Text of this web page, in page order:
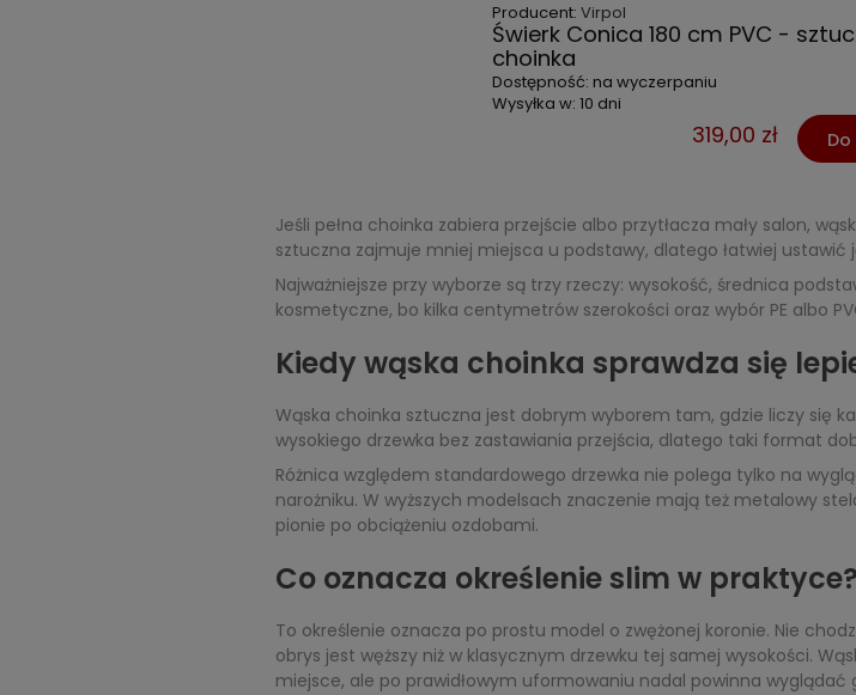
Producent:Virpol
Świerk Conica 180 cm PVC -
choinka
Dostępność: na wyczerpaniu
Wysyłka w: 10 dni
319,00 zł
Jeśli pełna choinka zabiera przejście albo przytłacza mały salon,
sztuczna zajmuje mniej miejsca u podstawy, dlatego łatwiej
Najważniejsze przy wyborze są trzy rzeczy: wysokość, średnica
kosmetyczne, bo kilka centymetrów szerokości oraz wybór PE albo
Kiedy wąska choinka sprawdza się
Wąska choinka sztuczna jest dobrym wyborem tam, gdzie liczy się
wysokiego drzewka bez zastawiania przejścia, dlatego taki format
Różnica względem standardowego drzewka nie polega tylko na
narożniku. W wyższych modelsach znaczenie mają też metalowy
pionie po obciążeniu ozdobami.
Co oznacza określenie slim w praktyce?
To określenie oznacza po prostu model o zwężonej koronie. Nie
obrys jest węższy niż w klasycznym drzewku tej samej wysokości.
miejsce, ale po prawidłowym uformowaniu nadal powinna wyglądać